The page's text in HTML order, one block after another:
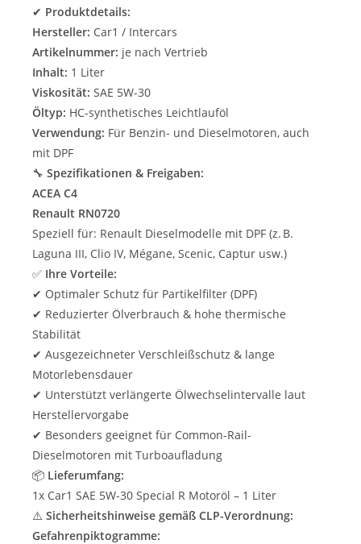
✔ Produktdetails:
Hersteller: Car1 / Intercars
Artikelnummer: je nach Vertrieb
Inhalt: 1 Liter
Viskosität: SAE 5W-30
Öltyp: HC-synthetisches Leichtlauföl
Verwendung: Für Benzin- und Dieselmotoren, auch
mit DPF
🔧 Spezifikationen & Freigaben:
ACEA C4
Renault RN0720
Speziell für: Renault Dieselmodelle mit DPF (z. B.
Laguna III, Clio IV, Mégane, Scenic, Captur usw.)
✅ Ihre Vorteile:
✔ Optimaler Schutz für Partikelfilter (DPF)
✔ Reduzierter Ölverbrauch & hohe thermische
Stabilität
✔ Ausgezeichneter Verschleißschutz & lange
Motorlebensdauer
✔ Unterstützt verlängerte Ölwechselintervalle laut
Herstellervorgabe
✔ Besonders geeignet für Common-Rail-
Dieselmotoren mit Turboaufladung
📦 Lieferumfang:
1x Car1 SAE 5W-30 Special R Motoröl – 1 Liter
⚠️ Sicherheitshinweise gemäß CLP-Verordnung:
Gefahrenpiktogramme: